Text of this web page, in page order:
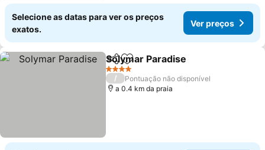
Selecione as datas para ver os preços
exatos.
Ver preços
PartilharAdicionar aos favoritos
Solymar Paradise
4 Estrelas
/
Pontuação não disponível
a 0.4 km da praia